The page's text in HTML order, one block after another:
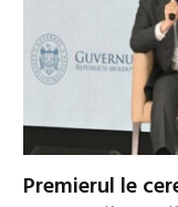
Premierul le